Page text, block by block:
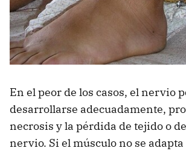
En el peor de los casos, el nervio
desarrollarse adecuadamente,
necrosis y la pérdida de tejido o
nervio. Si el músculo no se adapta